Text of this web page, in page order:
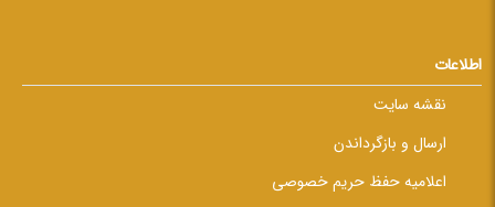
اطلاعات
نقشه سایت
ارسال و بازگرداندن
اعلامیه حفظ حریم خصوصی